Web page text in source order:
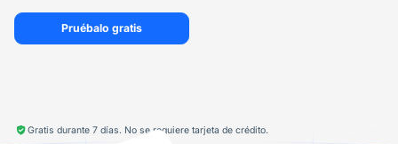
Pruébalo gratis
Gratis durante 7 días. No se requiere tarjeta de crédito.